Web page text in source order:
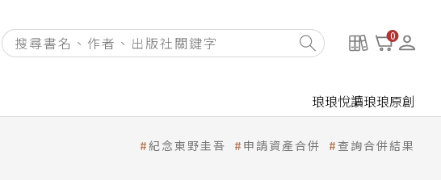
0
琅琅悅讀琅琅原創
紀念東野圭吾 申請資產合併 查詢合併結果